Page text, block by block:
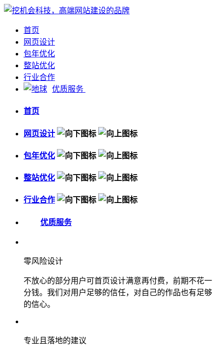
首页
网页设计
包年优化
整站优化
行业合作
优质服务
首页
网页设计
包年优化
整站优化
行业合作
优质服务
零风险设计
不放心的部分用户可首页设计满意再付费，前期不花一
分钱。我们对用户足够的信任，对自己的作品也有足够
的信心。
专业且落地的建议